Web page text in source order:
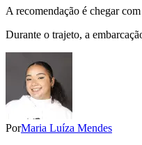
A recomendação é chegar
Durante o trajeto, a
PorMaria Luíza Mendes